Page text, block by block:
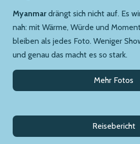
Myanmardrängt sich nicht auf. Es
nah: mit Wärme, Würde und
bleiben als jedes Foto. Weniger
und genau das macht es so stark.
Mehr Fotos
Reisebericht